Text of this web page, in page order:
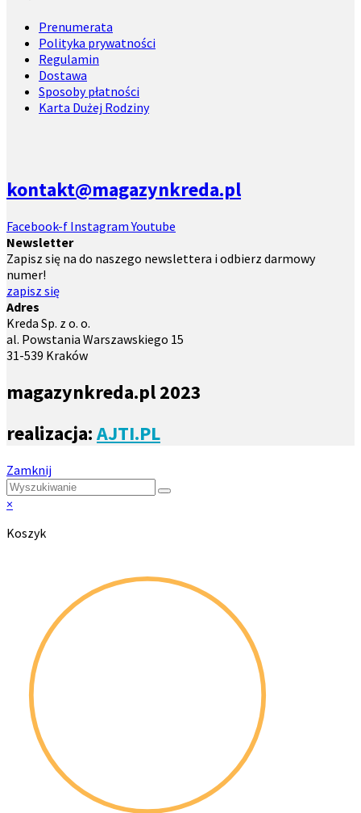
Prenumerata
Polityka prywatności
Regulamin
Dostawa
Sposoby płatności
Karta Dużej Rodziny
kontakt@magazynkreda.pl
Facebook-f Instagram Youtube
Newsletter
Zapisz się na do naszego newslettera i odbierz darmowy
numer!
zapisz się
Adres
Kreda Sp. z o. o.
al. Powstania Warszawskiego 15
31-539 Kraków
magazynkreda.pl 2023
realizacja:AJTI.PL
Zamknij
×
Koszyk